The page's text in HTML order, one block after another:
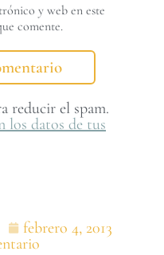
y web en este
comente.
reducir el spam.
los datos de tus
febrero 4, 2013